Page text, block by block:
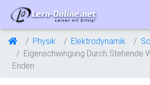
Physik Elektrodynamik
Eigenschwingung Durch Stehende
Enden